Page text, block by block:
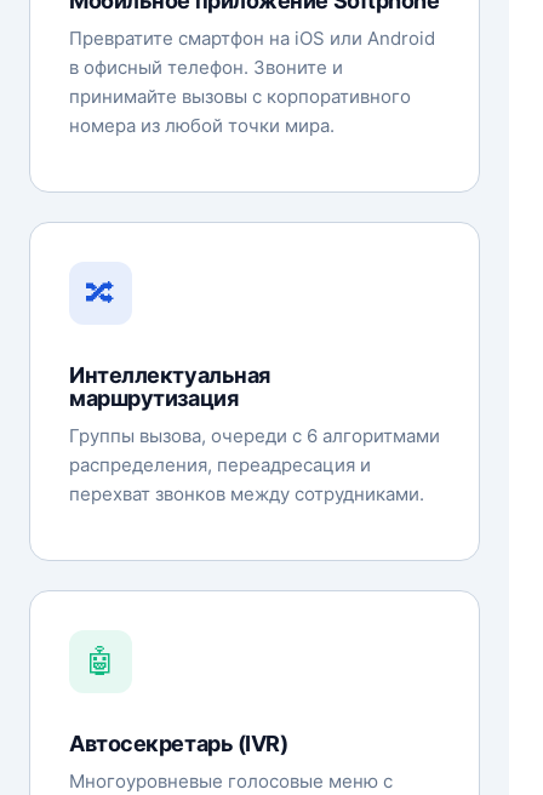
Превратите смартфон на iOS или Android
в офисный телефон. Звоните и
принимайте вызовы с корпоративного
номера из любой точки мира.
🔀
Интеллектуальная
маршрутизация
Группы вызова, очереди с 6 алгоритмами
распределения, переадресация и
перехват звонков между сотрудниками.
🤖
Автосекретарь (IVR)
Многоуровневые голосовые меню с